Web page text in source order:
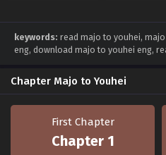
keywords: read majo to youhei,
eng, download majo to youhei eng,
Chapter Majo to Youhei
First Chapter
Chapter 1